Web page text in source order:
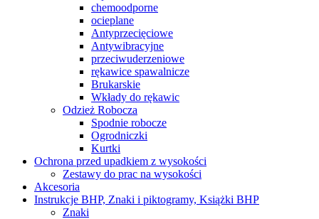
chemoodporne
ocieplane
Antyprzecięciowe
Antywibracyjne
przeciwuderzeniowe
rękawice spawalnicze
Brukarskie
Wkłady do rękawic
Odzież Robocza
Spodnie robocze
Ogrodniczki
Kurtki
Ochrona przed upadkiem z wysokości
Zestawy do prac na wysokości
Akcesoria
Instrukcje BHP, Znaki i piktogramy, Książki BHP
Znaki